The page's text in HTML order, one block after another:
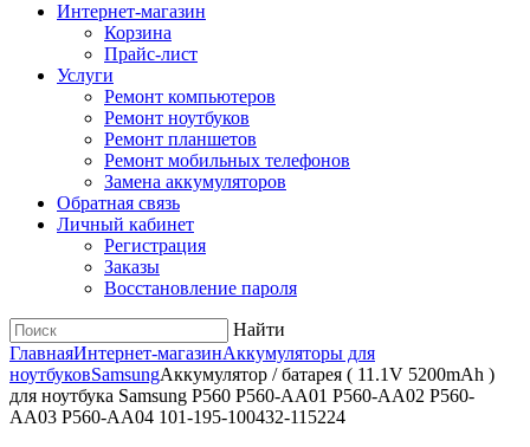
Интернет-магазин
Корзина
Прайс-лист
Услуги
Ремонт компьютеров
Ремонт ноутбуков
Ремонт планшетов
Ремонт мобильных телефонов
Замена аккумуляторов
Обратная связь
Личный кабинет
Регистрация
Заказы
Восстановление пароля
Найти
ГлавнаяИнтернет-магазинАккумуляторы для
ноутбуковSamsungАккумулятор / батарея ( 11.1V 5200mAh )
для ноутбука Samsung P560 P560-AA01 P560-AA02 P560-
AA03 P560-AA04 101-195-100432-115224